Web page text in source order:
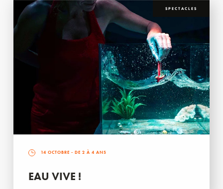
SPECTACLES
14 OCTOBRE - DE 2 À 4 ANS
EAU VIVE !